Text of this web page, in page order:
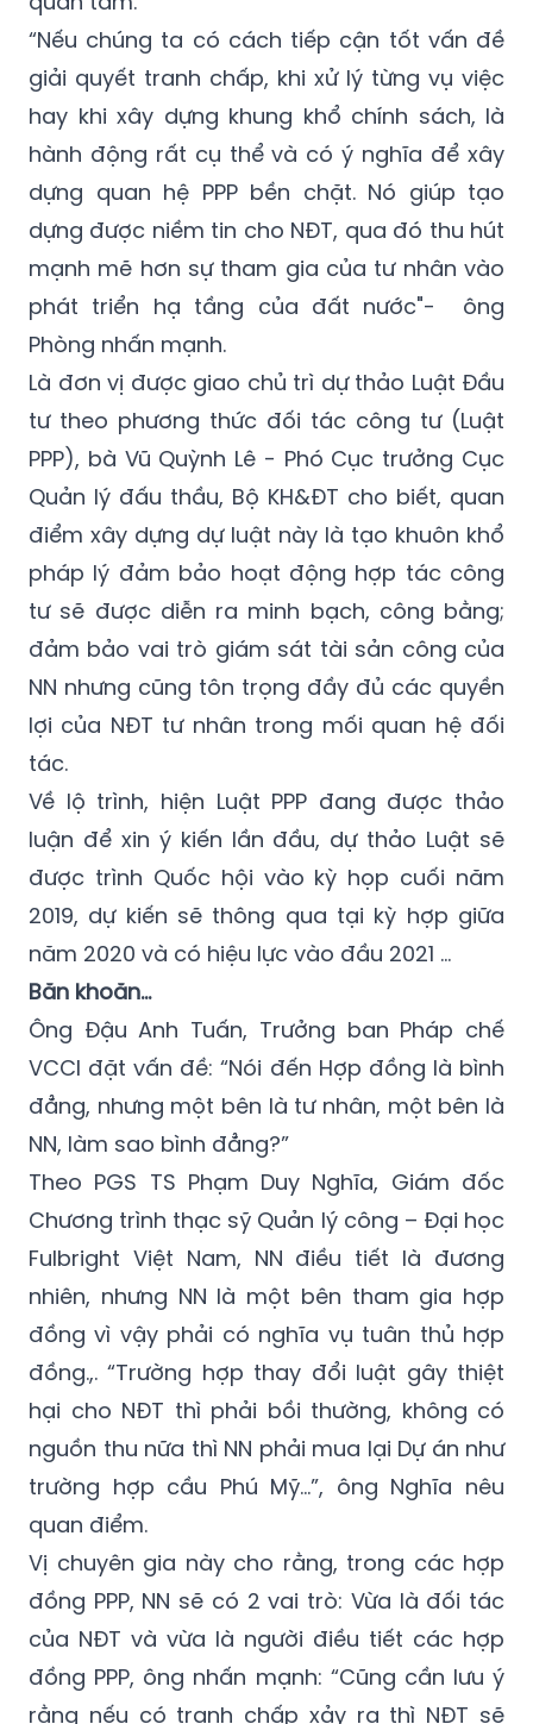
giải quyết tranh chấp, khi xử lý từng vụ việc
hay khi xây dựng khung khổ chính sách, là
hành động rất cụ thể và có ý nghĩa để xây
dựng quan hệ PPP bền chặt. Nó giúp tạo
dựng được niềm tin cho NĐT, qua đó thu hút
mạnh mẽ hơn sự tham gia của tư nhân vào
phát triển hạ tầng của đất nước"- ông
Phòng nhấn mạnh.
Là đơn vị được giao chủ trì dự thảo Luật Đầu
tư theo phương thức đối tác công tư (Luật
PPP), bà Vũ Quỳnh Lê - Phó Cục trưởng Cục
Quản lý đấu thầu, Bộ KH&ĐT cho biết, quan
điểm xây dựng dự luật này là tạo khuôn khổ
pháp lý đảm bảo hoạt động hợp tác công
tư sẽ được diễn ra minh bạch, công bằng;
đảm bảo vai trò giám sát tài sản công của
NN nhưng cũng tôn trọng đầy đủ các quyền
lợi của NĐT tư nhân trong mối quan hệ đối
tác.
Về lộ trình, hiện Luật PPP đang được thảo
luận để xin ý kiến lần đầu, dự thảo Luật sẽ
được trình Quốc hội vào kỳ họp cuối năm
2019, dự kiến sẽ thông qua tại kỳ hợp giữa
năm 2020 và có hiệu lực vào đầu 2021 …
Băn khoăn…
Ông Đậu Anh Tuấn, Trưởng ban Pháp chế
VCCI đặt vấn đề: “Nói đến Hợp đồng là bình
đẳng, nhưng một bên là tư nhân, một bên là
NN, làm sao bình đẳng?”
Theo PGS TS Phạm Duy Nghĩa, Giám đốc
Chương trình thạc sỹ Quản lý công – Đại học
Fulbright Việt Nam, NN điều tiết là đương
nhiên, nhưng NN là một bên tham gia hợp
đồng vì vậy phải có nghĩa vụ tuân thủ hợp
đồng.,. “Trường hợp thay đổi luật gây thiệt
hại cho NĐT thì phải bồi thường, không có
nguồn thu nữa thì NN phải mua lại Dự án như
trường hợp cầu Phú Mỹ…”, ông Nghĩa nêu
quan điểm.
Vị chuyên gia này cho rằng, trong các hợp
đồng PPP, NN sẽ có 2 vai trò: Vừa là đối tác
của NĐT và vừa là người điều tiết các hợp
đồng PPP, ông nhấn mạnh: “Cũng cần lưu ý
rằng nếu có tranh chấp xảy ra thì NĐT sẽ
chủ yếu dựa vào hợp đồng như một văn kiện